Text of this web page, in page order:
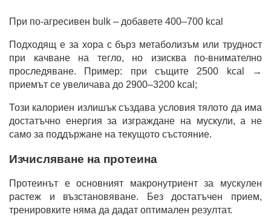
При по-агресивен bulk – добавете 400–700 kcal
Подходящ е за хора с бърз метаболизъм или трудност
при качване на тегло, но изисква по-внимателно
проследяване. Пример: при същите 2500 kcal →
приемът се увеличава до 2900–3200 kcal;
Този калориен излишък създава условия тялото да има
достатъчно енергия за изграждане на мускули, а не
само за поддържане на текущото състояние.
Изчисляване на протеина
Протеинът е основният макронутриент за мускулен
растеж и възстановяване. Без достатъчен прием,
тренировките няма да дадат оптимален резултат.